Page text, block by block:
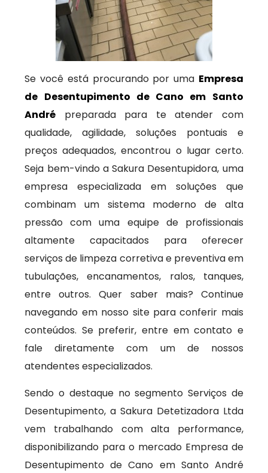
Se você está procurando por uma Empresa
de Desentupimento de Cano em Santo
André preparada para te atender com
qualidade, agilidade, soluções pontuais e
preços adequados, encontrou o lugar certo.
Seja bem-vindo a Sakura Desentupidora, uma
empresa especializada em soluções que
combinam um sistema moderno de alta
pressão com uma equipe de profissionais
altamente capacitados para oferecer
serviços de limpeza corretiva e preventiva em
tubulações, encanamentos, ralos, tanques,
entre outros. Quer saber mais? Continue
navegando em nosso site para conferir mais
conteúdos. Se preferir, entre em contato e
fale diretamente com um de nossos
atendentes especializados.
Sendo o destaque no segmento Serviços de
Desentupimento, a Sakura Detetizadora Ltda
vem trabalhando com alta performance,
disponibilizando para o mercado Empresa de
Desentupimento de Cano em Santo André